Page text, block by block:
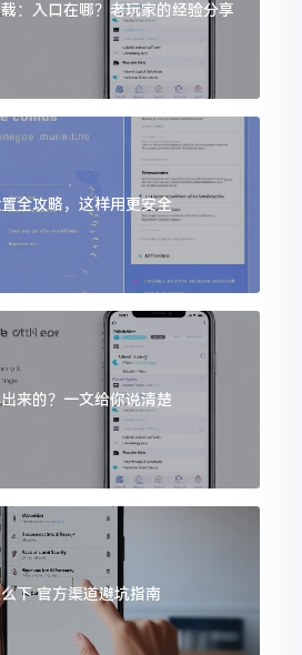
：入口在哪？老玩家的经验分享
全攻略，这样用更安全
来的？一文给你说清楚
下 官方渠道避坑指南